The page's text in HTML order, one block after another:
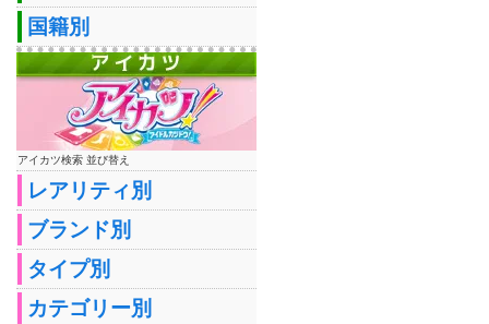
国籍別
アイカツ検索 並び替え
レアリティ別
ブランド別
タイプ別
カテゴリー別